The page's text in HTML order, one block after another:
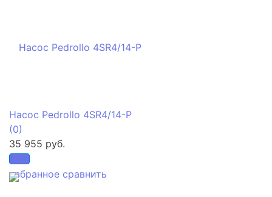
избранное сравнить
Насос Pedrollo 4SR4/14-P
(0)
35 955 руб.